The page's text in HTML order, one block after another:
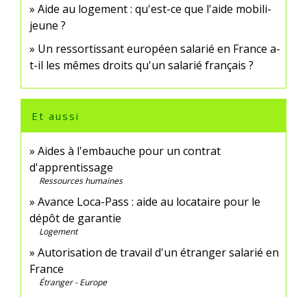
Aide au logement : qu'est-ce que l'aide mobili-
jeune ?
Un ressortissant européen salarié en France a-
t-il les mêmes droits qu'un salarié français ?
Et aussi
Aides à l'embauche pour un contrat
d'apprentissage
Ressources humaines
Avance Loca-Pass : aide au locataire pour le
dépôt de garantie
Logement
Autorisation de travail d'un étranger salarié en
France
Étranger - Europe